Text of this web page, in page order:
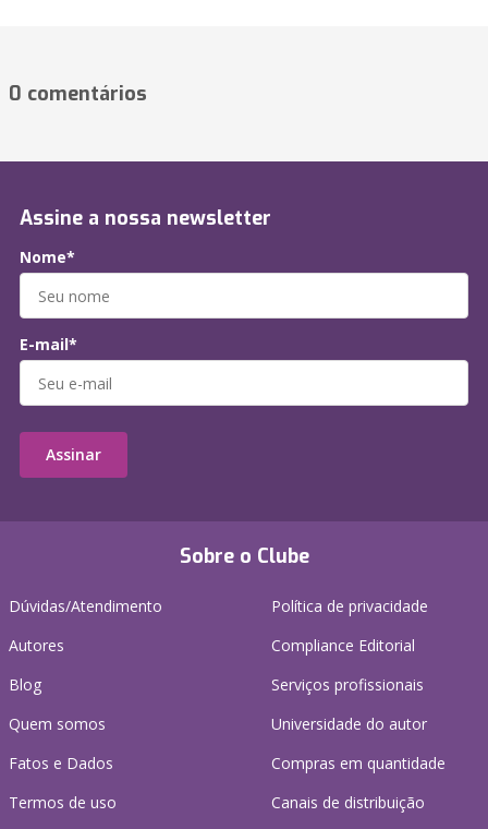
0 comentários
Sobre o Clube
Dúvidas/Atendimento
Autores
Blog
Quem somos
Fatos e Dados
Termos de uso
Política de privacidade
Compliance Editorial
Serviços profissionais
Universidade do autor
Compras em quantidade
Canais de distribuição
Assine a nossa newsletter
Nome*
E-mail*
Assinar